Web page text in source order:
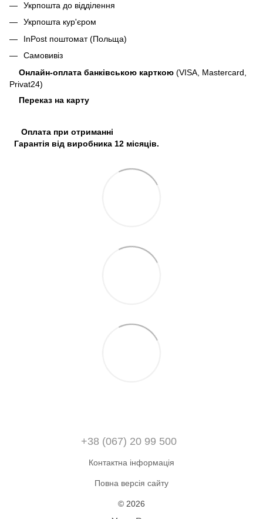
Укрпошта до відділення
Укрпошта кур'єром
InPost поштомат (Польща)
Самовивіз
Онлайн-оплата банківською карткою (VISA, Mastercard,
Privat24)
Переказ на карту
Оплата при отриманні
Гарантія від виробника 12 місяців.
+38 (067) 20 99 500
Контактна інформація
Повна версія сайту
© 2026